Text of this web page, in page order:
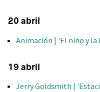
20 abril
Animación | 'El niño y la
19 abril
Jerry Goldsmith |